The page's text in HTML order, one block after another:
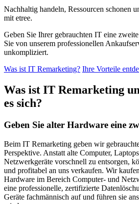
Nachhaltig handeln, Ressourcen schonen
mit etree.
Geben Sie Ihrer gebrauchten IT eine
Sie von unserem professionellen
unkompliziert.
Was ist IT Remarketing? Ihre Vorteile
Was ist IT Remarketing
es sich?
Geben Sie alter Hardware eine
Beim IT Remarketing geben wir
Perspektive. Anstatt alte Computer,
Netzwerkgeräte vorschnell zu entsorgen,
und profitabel an uns verkaufen. Wir
Hardware im Bereich Computer- und
eine professionelle, zertifizierte
Geräte fachmännisch auf und führen sie